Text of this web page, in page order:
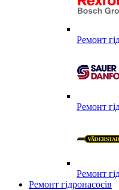
Ремонт
Ремонт
Ремонт
Ремонт гідронасосів